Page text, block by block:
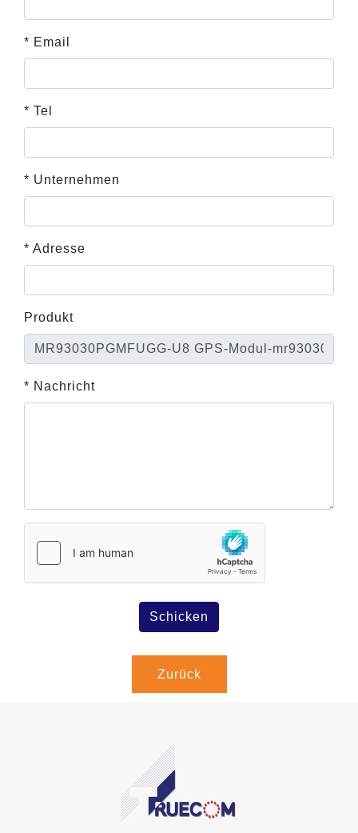
* Email
* Tel
* Unternehmen
* Adresse
Produkt
* Nachricht
Schicken
Zurück